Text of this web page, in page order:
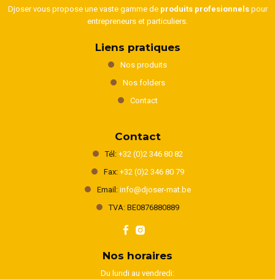
Djoser vous propose une vaste gamme de produits profesionnelspour
entrepreneurs et particuliers.
Liens pratiques
Nos produits
Nos folders
Contact
Contact
Tél: +32 (0)2 346 80 82
Fax: +32 (0)2 346 80 79
Email: info@djoser-mat.be
TVA: BE0876880889
Nos horaires
Du lundi au vendredi: